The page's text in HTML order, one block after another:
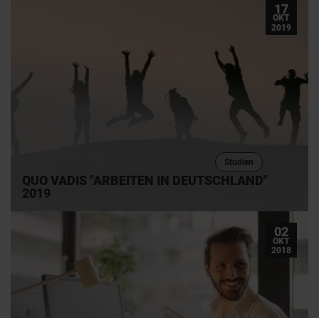
Studien
QUO VADIS "ARBEITEN IN DEUTSCHLAND"
2019
17
OKT
2019
02
OKT
2018